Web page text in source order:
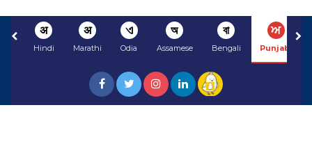
अ
Hindi
अ
Marathi
ଏ
Odia
অ
Assamese
বা
Bengali
ਅ
Punjabi